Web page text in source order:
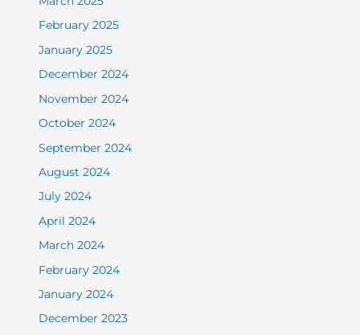
February 2025
January 2025
December 2024
November 2024
October 2024
September 2024
August 2024
July 2024
April 2024
March 2024
February 2024
January 2024
December 2023